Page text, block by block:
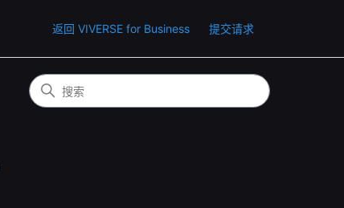
返回 VIVERSE for Business 提交请求